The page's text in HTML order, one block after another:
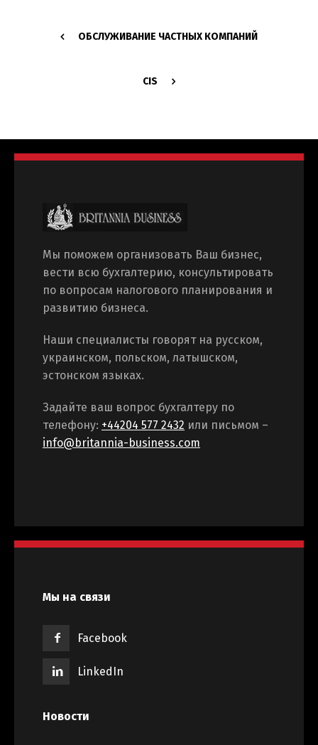
ОБCЛУЖИВАНИЕ ЧАСТНЫХ КОМПАНИЙ
CIS
Мы поможем организовать Ваш бизнес,
вести всю бухгалтерию, консультировать
по вопросам налогового планирования и
развитию бизнеса.
Наши специалисты говорят на русском,
украинском, польском, латышском,
эстонском языках.
Задайте ваш вопрос бухгалтеру по
телефону: +44204 577 2432 или письмом –
info@britannia-business.com
Мы на связи
Facebook
LinkedIn
Новости
Русский
Українська